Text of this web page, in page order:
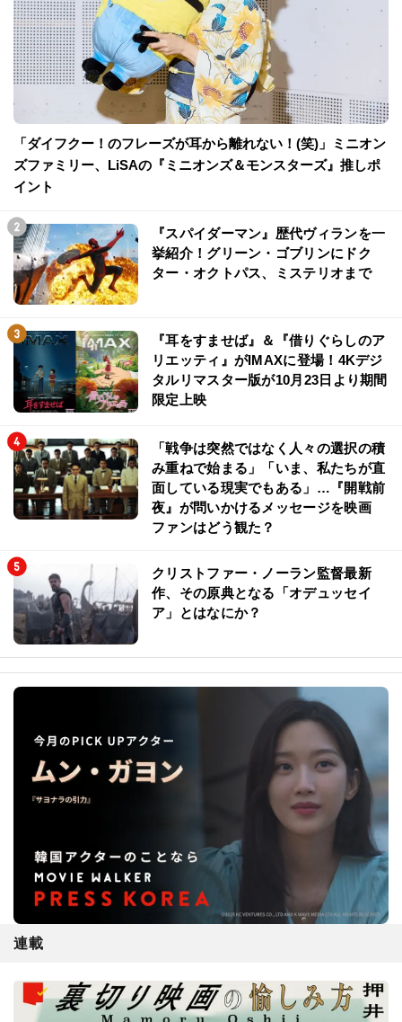
「ダイフクー！のフレーズが耳から離れない！(笑)」ミニオン
ズファミリー、LiSAの『ミニオンズ＆モンスターズ』推しポ
イント
『スパイダーマン』歴代ヴィランを一
挙紹介！グリーン・ゴブリンにドク
ター・オクトパス、ミステリオまで
『耳をすませば』＆『借りぐらしのア
リエッティ』がIMAXに登場！4Kデジ
タルリマスター版が10月23日より期間
限定上映
「戦争は突然ではなく人々の選択の積
み重ねで始まる」「いま、私たちが直
面している現実でもある」…『開戦前
夜』が問いかけるメッセージを映画
ファンはどう観た？
クリストファー・ノーラン監督最新
作、その原典となる「オデュッセイ
ア」とはなにか？
連載